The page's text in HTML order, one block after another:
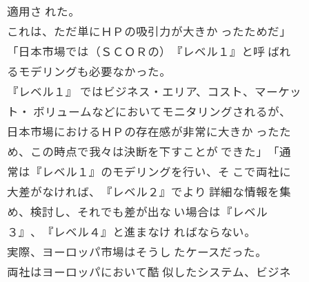
適用さ れた。
これは、ただ単にＨＰの吸引力が大きか ったためだ」
「日本市場では（ＳＣＯＲの）『レベル１』と呼 ばれ
るモデリングも必要なかった。
『レベル１』 ではビジネス・エリア、コスト、マーケッ
ト・ ボリュームなどにおいてモニタリングされるが、
日本市場におけるＨＰの存在感が非常に大きか ったた
め、この時点で我々は決断を下すことが できた」「通
常は『レベル１』のモデリングを行い、そ こで両社に
大差がなければ、『レベル２』でより 詳細な情報を集
め、検討し、それでも差が出な い場合は『レベル
３』、『レベル４』と進まなけ ればならない。
実際、ヨーロッパ市場はそうし たケースだった。
両社はヨーロッパにおいて酷 似したシステム、ビジネ